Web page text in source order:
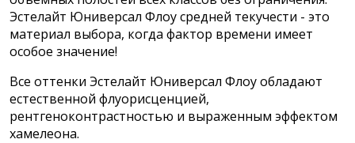
Эстелайт Юниверсал Флоу средней текучести - это
материал выбора, когда фактор времени имеет
особое значение!
Все оттенки Эстелайт Юниверсал Флоу обладают
естественной флуорисценцией,
рентгеноконтрастностью и выраженным эффектом
хамелеона.